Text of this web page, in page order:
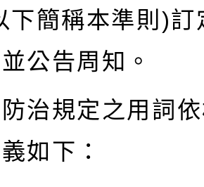
下簡稱本準則)訂
公告周知。
治規定之用詞
如下：